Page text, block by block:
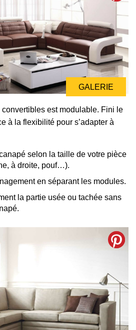
GALERIE
est modulable. Fini le
à la flexibilité pour s’adapter à
selon la taille de votre pièce
à droite, pouf…).
en séparant les modules.
la partie usée ou tachée sans